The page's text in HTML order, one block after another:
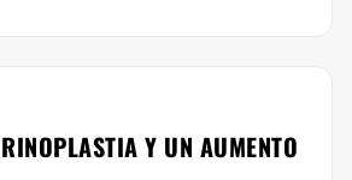
Y UN AUMENTO